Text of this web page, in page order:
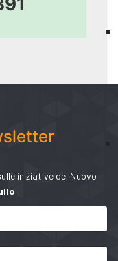
iniziative del Nuovo